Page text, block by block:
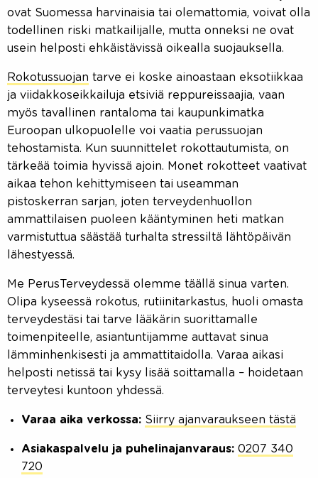
ovat Suomessa harvinaisia tai olemattomia, voivat olla
todellinen riski matkailijalle, mutta onneksi ne ovat
usein helposti ehkäistävissä oikealla suojauksella.
Rokotussuojan tarve ei koske ainoastaan eksotiikkaa
ja viidakkoseikkailuja etsiviä reppureissaajia, vaan
myös tavallinen rantaloma tai kaupunkimatka
Euroopan ulkopuolelle voi vaatia perussuojan
tehostamista. Kun suunnittelet rokottautumista, on
tärkeää toimia hyvissä ajoin. Monet rokotteet vaativat
aikaa tehon kehittymiseen tai useamman
pistoskerran sarjan, joten terveydenhuollon
ammattilaisen puoleen kääntyminen heti matkan
varmistuttua säästää turhalta stressiltä lähtöpäivän
lähestyessä.
Me PerusTerveydessä olemme täällä sinua varten.
Olipa kyseessä rokotus, rutiinitarkastus, huoli omasta
terveydestäsi tai tarve lääkärin suorittamalle
toimenpiteelle, asiantuntijamme auttavat sinua
lämminhenkisesti ja ammattitaidolla. Varaa aikasi
helposti netissä tai kysy lisää soittamalla – hoidetaan
terveytesi kuntoon yhdessä.
Varaa aika verkossa: Siirry ajanvaraukseen tästä
Asiakaspalvelu ja puhelinajanvaraus: 0207 340
720